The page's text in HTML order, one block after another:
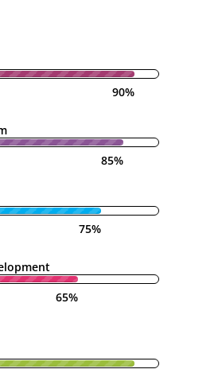
90%
85%
75%
65%